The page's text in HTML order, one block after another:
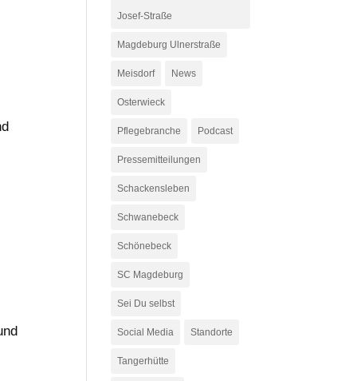
Josef-Straße
Magdeburg Ulnerstraße
Meisdorf News
Osterwieck
Pflegebranche Podcast
Pressemitteilungen
Schackensleben
Schwanebeck
Schönebeck
SC Magdeburg
Sei Du selbst
Social Media Standorte
Tangerhütte